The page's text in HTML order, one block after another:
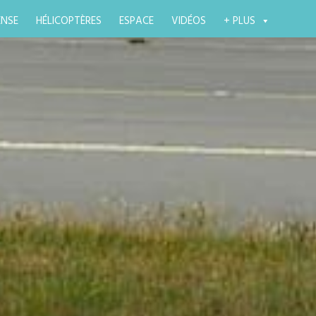
HÉLICOPTÈRES ESPACE VIDÉOS + PLUS